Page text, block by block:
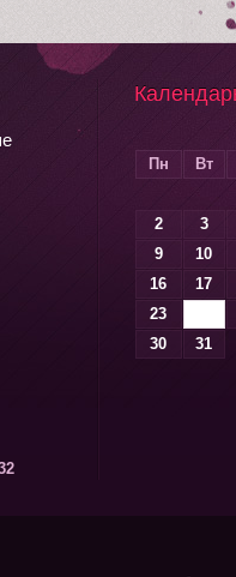
Пн Вт
2
3
9
10
16
17
23
30
31